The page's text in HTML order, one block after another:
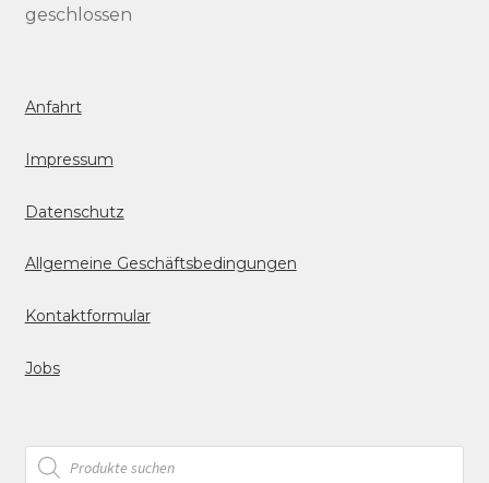
geschlossen
Anfahrt
Impressum
Datenschutz
Allgemeine Geschäftsbedingungen
Kontaktformular
Jobs
Products
search